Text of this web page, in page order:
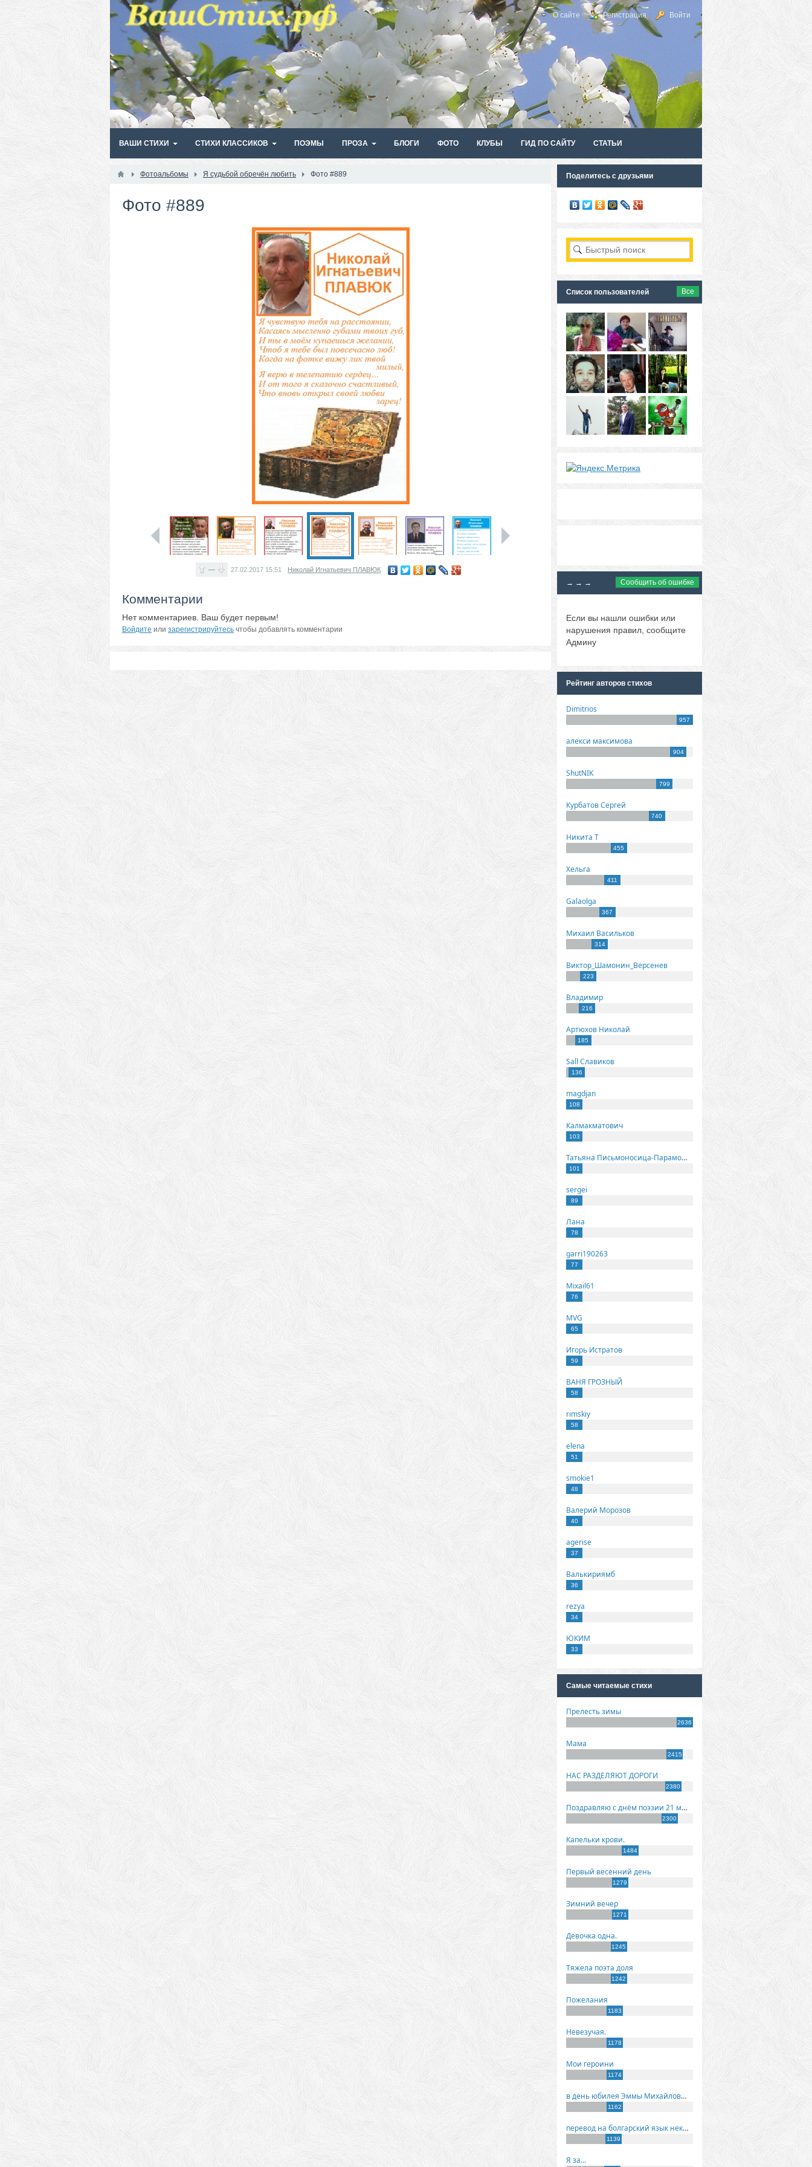
О сайте Регистрация Войти
ВАШИ СТИХИ СТИХИ КЛАССИКОВ ПОЭМЫ ПРОЗА БЛОГИ ФОТО КЛУБЫ ГИД ПО САЙТУ СТАТЬИ
Фотоальбомы Я судьбой обречён любить Фото #889
Фото #889
— 27.02.2017 15:51 Николай Игнатьевич ПЛАВЮК
Комментарии
Нет комментариев. Ваш будет первым!
Войдите или зарегистрируйтесь чтобы добавлять комментарии
Поделитесь с друзьями
Список пользователей Все
→ → → Сообщить об ошибке
Если вы нашли ошибки или
нарушения правил, сообщите
Админу
Рейтинг авторов стихов
Dimitrios
957
алекси максимова
904
ShutNIK
799
Курбатов Сергей
740
Никита Т
455
Хельга
411
Galaolga
367
Михаил Васильков
314
Виктор_Шамонин_Версенев
223
Владимир
216
Артюхов Николай
185
Sall Славиков
136
magdjan
108
Калмакматович
103
Татьяна Письмоносица-Парамонова
101
sergei
89
Лана
78
garri190263
77
Mixail61
76
MVG
65
Игорь Истратов
59
ВАНЯ ГРОЗНЫЙ
58
rimskiy
58
elena
51
smokie1
48
Валерий Морозов
40
agerise
37
Валькириямб
36
rezya
34
ЮКИМ
33
Самые читаемые стихи
Прелесть зимы
2636
Мама
2415
НАС РАЗДЕЛЯЮТ ДОРОГИ
2380
Поздравляю с днём поэзии 21 марта!
2300
Капельки крови.
1484
Первый весенний день
1279
Зимний вечер
1271
Девочка одна.
1245
Тяжела поэта доля
1242
Пожелания
1183
Невезучая.
1178
Мои героини
1174
в день юбилея Эммы Михайловны Киселевой
1162
перевод на болгарский язык некоторых моих стихов
1139
Я за...